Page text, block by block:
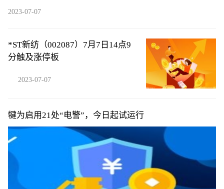
2023-07-07
*ST新纺（002087）7月7日14点9
分触及涨停板
2023-07-07
犍为启用21处“电警”，今日起试运行